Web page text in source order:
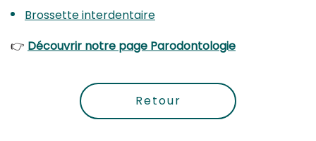
Brossette interdentaire
👉 Découvrir notre page Parodontologie
Retour